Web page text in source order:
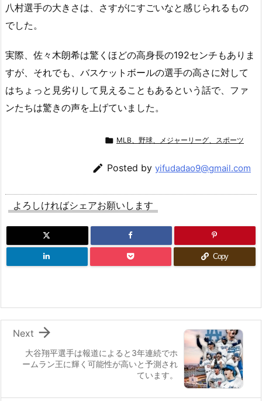
八村選手の大きさは、さすがにすごいなと感じられるもの
でした。
実際、佐々木朗希は驚くほどの高身長の192センチもありま
すが、それでも、バスケットボールの選手の高さに対して
はちょっと見劣りして見えることもあるという話で、ファ
ンたちは驚きの声を上げていました。
 MLB、野球、メジャーリーグ、スポーツ
 Posted by yifudadao9@gmail.com
よろしければシェアお願いします
Copy
大谷翔平選手は報道によると3年連続でホ
ームラン王に輝く可能性が高いと予測され
ています。

Next